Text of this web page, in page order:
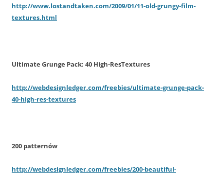
http://www.lostandtaken.com/2009/01/11-old-grungy-film-
textures.html
Ultimate Grunge Pack: 40 High-ResTextures
http://webdesignledger.com/freebies/ultimate-grunge-pack-
40-high-res-textures
200 patternów
http://webdesignledger.com/freebies/200-beautiful-